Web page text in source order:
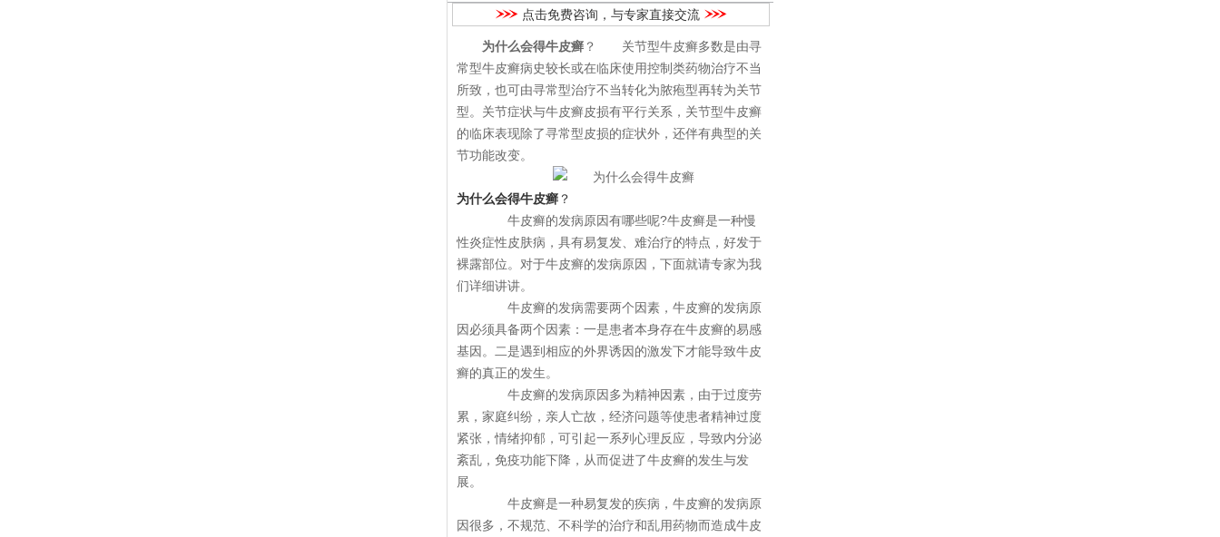
点击免费咨询，与专家直接交流
为什么会得牛皮癣 ？ 关节型牛皮癣多数是由寻
常型牛皮癣病史较长或在临床使用控制类药物治疗不当
所致，也可由寻常型治疗不当转化为脓疱型再转为关节
型。关节症状与牛皮癣皮损有平行关系，关节型牛皮癣
的临床表现除了寻常型皮损的症状外，还伴有典型的关
节功能改变。
为什么会得牛皮癣 ？
牛皮癣的发病原因有哪些呢?牛皮癣是一种慢
性炎症性皮肤病，具有易复发、难治疗的特点，好发于
裸露部位。对于牛皮癣的发病原因，下面就请专家为我
们详细讲讲。
牛皮癣的发病需要两个因素，牛皮癣的发病原
因必须具备两个因素：一是患者本身存在牛皮癣的易感
基因。二是遇到相应的外界诱因的激发下才能导致牛皮
癣的真正的发生。
牛皮癣的发病原因多为精神因素，由于过度劳
累，家庭纠纷，亲人亡故，经济问题等使患者精神过度
紧张，情绪抑郁，可引起一系列心理反应，导致内分泌
紊乱，免疫功能下降，从而促进了牛皮癣的发生与发
展。
牛皮癣是一种易复发的疾病，牛皮癣的发病原
因很多，不规范、不科学的治疗和乱用药物而造成牛皮